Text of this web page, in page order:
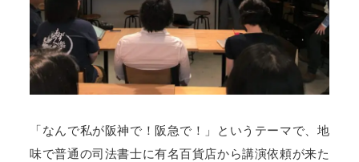
「なんで私が阪神で！阪急で！」というテーマで、地
味で普通の司法書士に有名百貨店から講演依頼が来た